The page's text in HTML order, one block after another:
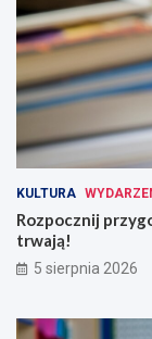
KULTURA
Rozpocznij
trwają!
5 sierpnia 2026